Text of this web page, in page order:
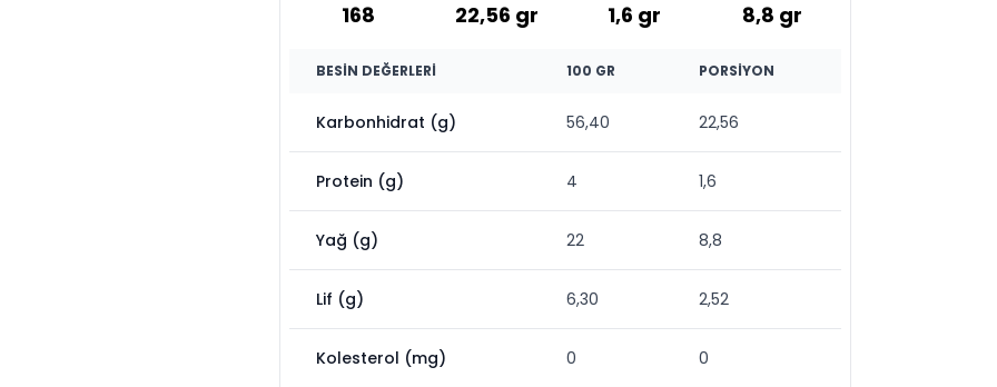
168 22,56 gr 1,6 gr 8,8 gr
BESIN DEĞERLERI 100 GR PORSIYON
Karbonhidrat (g) 56,40 22,56
Protein (g) 4 1,6
Yağ (g) 22 8,8
Lif (g) 6,30 2,52
Kolesterol (mg) 0 0